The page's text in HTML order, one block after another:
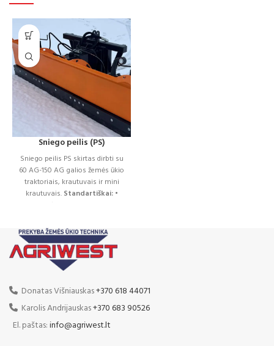
Sniego peilis (PS)
Sniego peilis PS skirtas dirbti su
60 AG-150 AG galios žemės ūkio
traktoriais, krautuvais ir mini
krautuvais. Standartiškai: •
įžeminimas po ± 5°• Slydės
Spyruoklinė apsauga•
Apšvietimas PAPILDOMAI:•
Ratukai
Donatas Višniauskas+370 618 44071
Karolis Andrijauskas+370 683 90526
El. paštas:info@agriwest.lt